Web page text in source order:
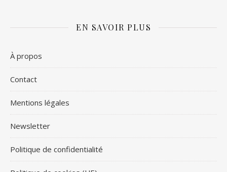
EN SAVOIR PLUS
À propos
Contact
Mentions légales
Newsletter
Politique de confidentialité